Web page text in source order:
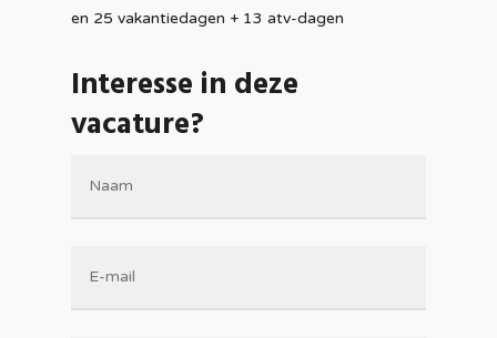
en 25 vakantiedagen + 13 atv-dagen
Interesse in deze
vacature?